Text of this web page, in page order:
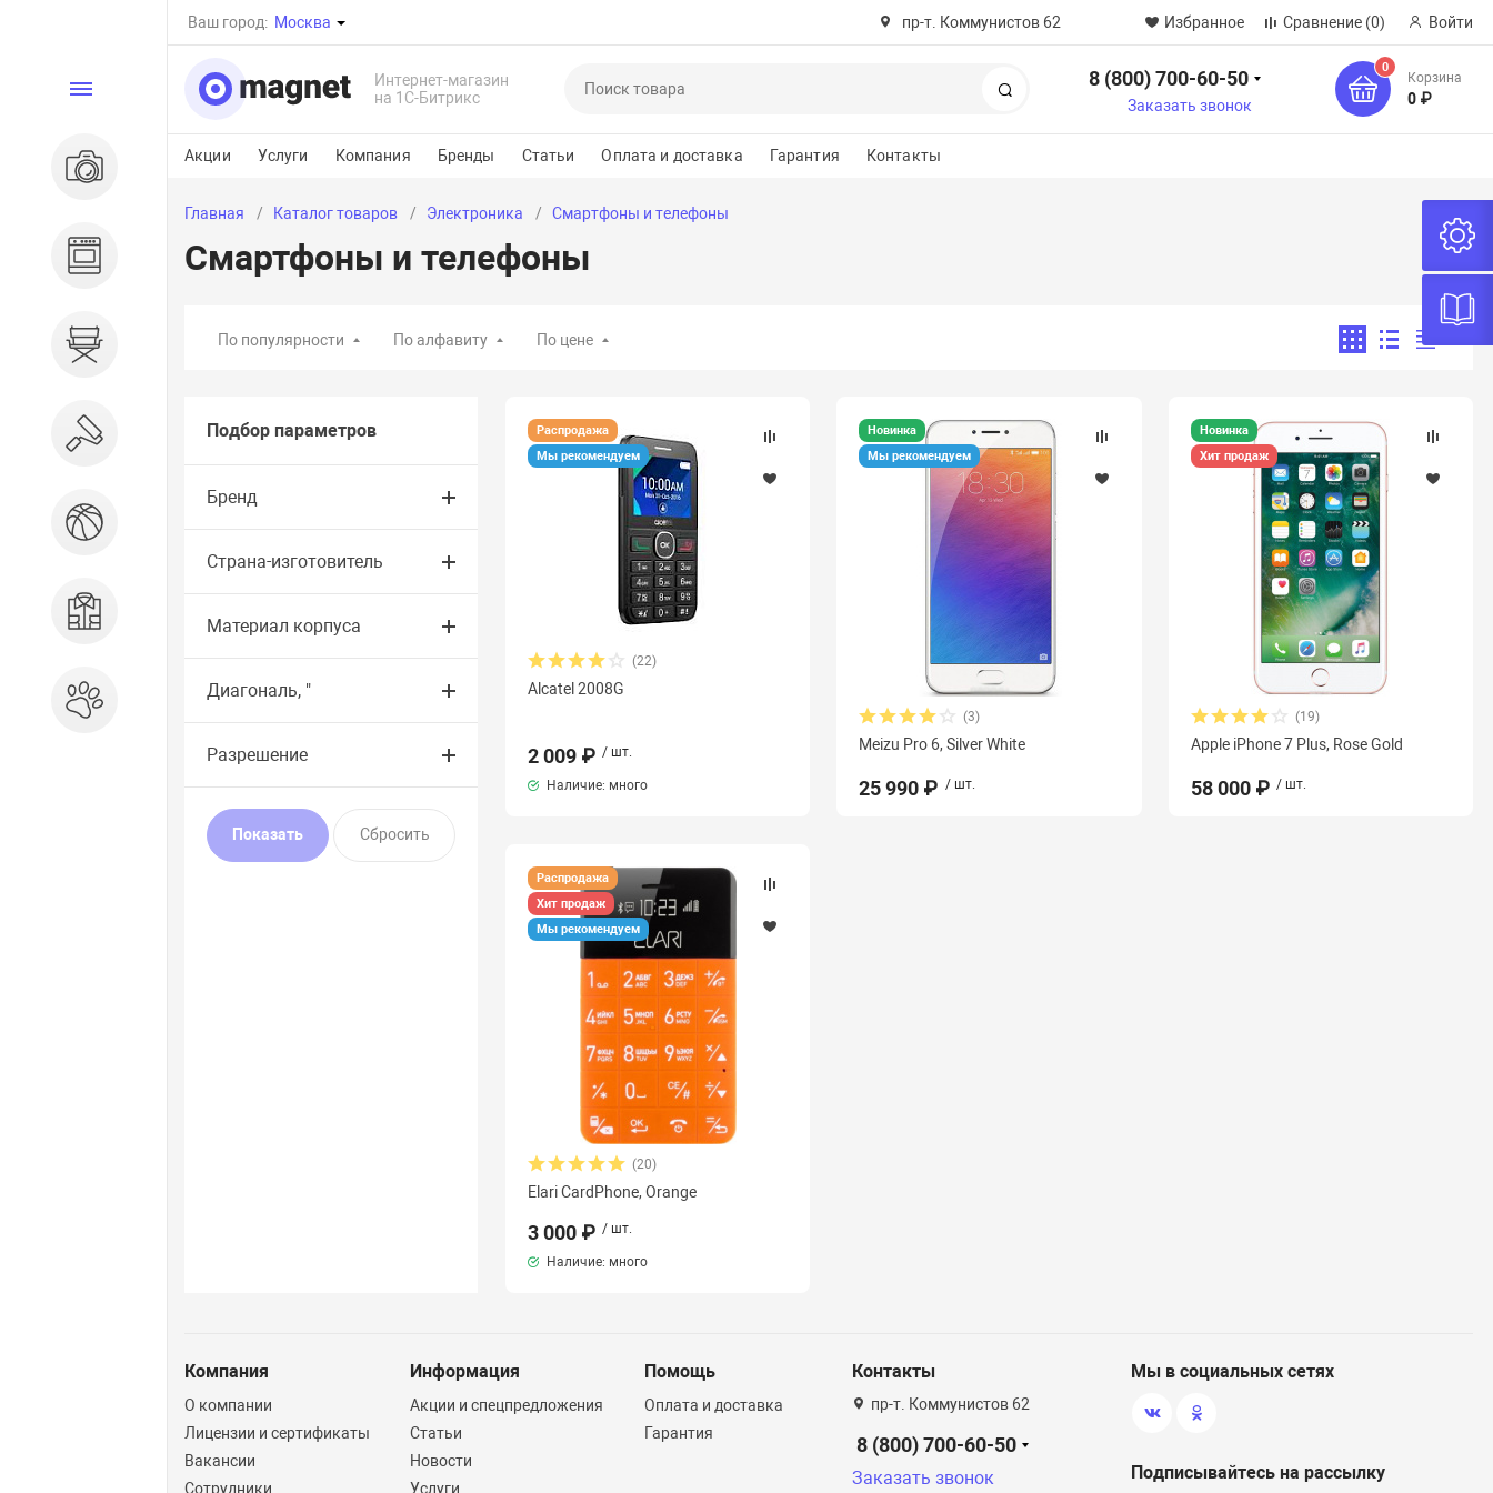
Ваш город: Москва пр-т. Коммунистов 62 Избранное Сравнение (0) Войти
Интернет-магазин
на 1С-Битрикс
8 (800) 700-60-50
Заказать звонок
0
Корзина
0 ₽
Акции Услуги Компания Бренды Статьи Оплата и доставка Гарантия Контакты
Каталог
Электроника
Бытовая техника
Ремонт и строительство
Зоотовары
Главная Каталог товаров Электроника Смартфоны и телефоны
Смартфоны и телефоны
По популярности По алфавиту По цене
Подбор параметров
Бренд
Страна-изготовитель
Материал корпуса
Диагональ, "
Разрешение
Распродажа
Мы рекомендуем
(22)
Alcatel 2008G
2 009 ₽ / шт.
Наличие: много
Новинка
Мы рекомендуем
(3)
Meizu Pro 6, Silver White
25 990 ₽ / шт.
Новинка
Хит продаж
(19)
Apple iPhone 7 Plus, Rose Gold
58 000 ₽ / шт.
Распродажа
Хит продаж
Мы рекомендуем
(20)
Elari CardPhone, Orange
3 000 ₽ / шт.
Наличие: много
Компания
О компании
Лицензии и сертификаты
Вакансии
Сотрудники
Информация
Акции и спецпредложения
Статьи
Новости
Услуги
Помощь
Оплата и доставка
Гарантия
Контакты
пр-т. Коммунистов 62
8 (800) 700-60-50
Заказать звонок
Мы в социальных сетях
Подписывайтесь на рассылку